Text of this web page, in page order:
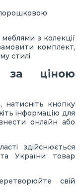
порошковою
з колекції
комплект,
стилі.
ціною
кнопку
інформацію для
онлайн або
здійснюється
України товар
свій